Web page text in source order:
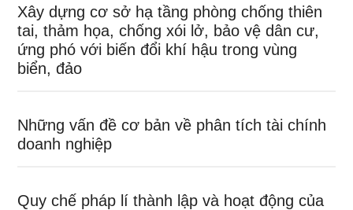
Xây dựng cơ sở hạ tầng phòng chống thiên
tai, thảm họa, chống xói lở, bảo vệ dân cư,
ứng phó với biến đổi khí hậu trong vùng
biển, đảo
Những vấn đề cơ bản về phân tích tài chính
doanh nghiệp
Quy chế pháp lí thành lập và hoạt động của